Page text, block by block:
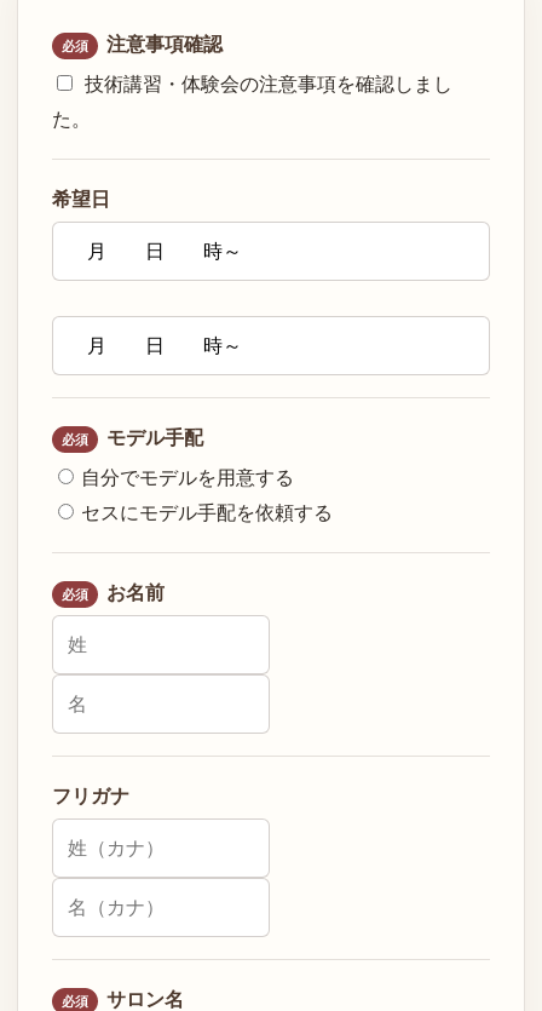
必須
注意事項確認
技術講習・体験会の注意事項を確認しまし
た。
希望日
必須
モデル手配
自分でモデルを用意する
セスにモデル手配を依頼する
必須 お名前
フリガナ
必須 サロン名